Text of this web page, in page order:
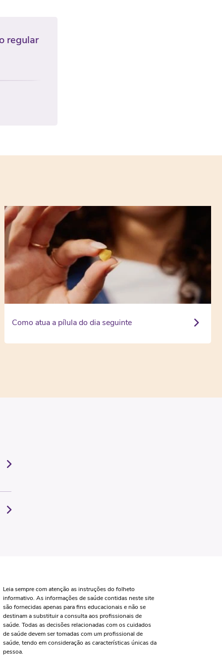
regular
Como atua a pílula do dia seguinte
Leia sempre com atenção as instruções do folheto
informativo. As informações de saúde contidas neste site
são fornecidas apenas para fins educacionais e não se
destinam a substituir a consulta aos profissionais de
saúde. Todas as decisões relacionadas com os cuidados
de saúde devem ser tomadas com um profissional de
saúde, tendo em consideração as características únicas da
pessoa.